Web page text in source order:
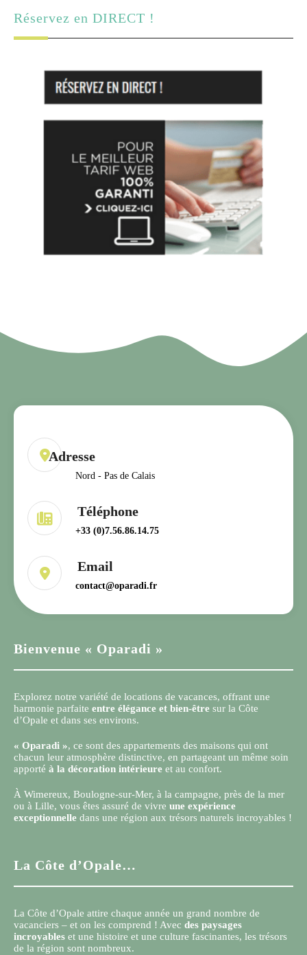
Réservez en DIRECT !
Nord - Pas de Calais
+33 (0)7.56.86.14.75
contact@oparadi.fr
Bienvenue « Oparadi »
Explorez notre variété de locations de vacances, offrant une
harmonie parfaite entre élégance et bien-être sur la Côte
d’Opale et dans ses environs.
« Oparadi », ce sont des appartements des maisons qui ont
chacun leur atmosphère distinctive, en partageant un même soin
apporté à la décoration intérieure et au confort.
À Wimereux, Boulogne-sur-Mer, à la campagne, près de la mer
ou à Lille, vous êtes assuré de vivre une expérience
exceptionnelle dans une région aux trésors naturels incroyables !
La Côte d’Opale…
La Côte d’Opale attire chaque année un grand nombre de
vacanciers – et on les comprend ! Avec des paysages
incroyables et une histoire et une culture fascinantes, les trésors
de la région sont nombreux.